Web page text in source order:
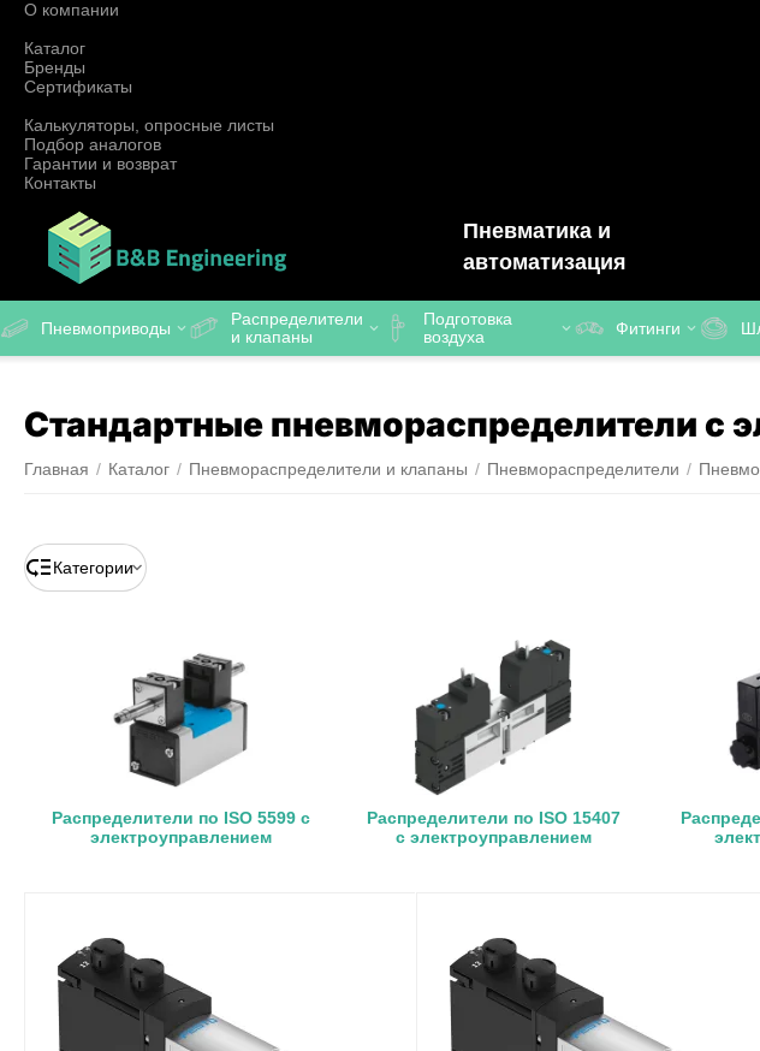
О компании
Каталог
Бренды
Сертификаты
Калькуляторы, опросные листы
Подбор аналогов
Гарантии и возврат
Контакты
Пневматика и
автоматизация
Пневмоприводы
Распределители
и клапаны
Подготовка
воздуха
Фитинги
Стандартные пневмораспределители с
Главная / Каталог / Пневмораспределители и клапаны / Пневмораспределители /
Категории
Распределители по ISO 5599 с
электроуправлением
Распределители по ISO 15407
с электроуправлением